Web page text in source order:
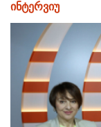
ინტერვიუ